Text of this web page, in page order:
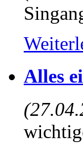
Alles